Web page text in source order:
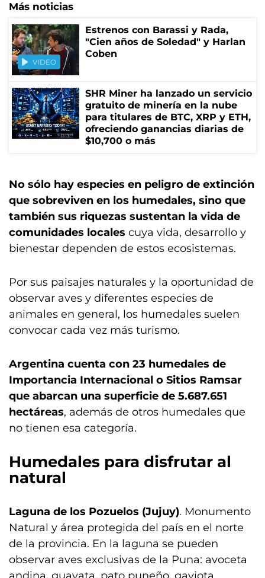
Más noticias
VIDEO
Estrenos con Barassi y Rada,
"Cien años de Soledad" y Harlan
Coben
SHR Miner ha lanzado un servicio
gratuito de minería en la nube
para titulares de BTC, XRP y ETH,
ofreciendo ganancias diarias de
$10,700 o más
No sólo hay especies en peligro de extinción
que sobreviven en los humedales, sino que
también sus riquezas sustentan la vida de
comunidades locales cuya vida, desarrollo y
bienestar dependen de estos ecosistemas.
Por sus paisajes naturales y la oportunidad de
observar aves y diferentes especies de
animales en general, los humedales suelen
convocar cada vez más turismo.
Argentina cuenta con 23 humedales de
Importancia Internacional o Sitios Ramsar
que abarcan una superficie de 5.687.651
hectáreas, además de otros humedales que
no tienen esa categoría.
Humedales para disfrutar al
natural
Laguna de los Pozuelos (Jujuy). Monumento
Natural y área protegida del país en el norte
de la provincia. En la laguna se pueden
observar aves exclusivas de la Puna: avoceta